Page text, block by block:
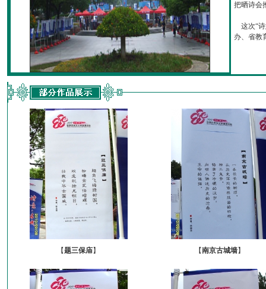
把晒诗会
这次“诗
办、省教
【题三保庙】 【南京古城墙】